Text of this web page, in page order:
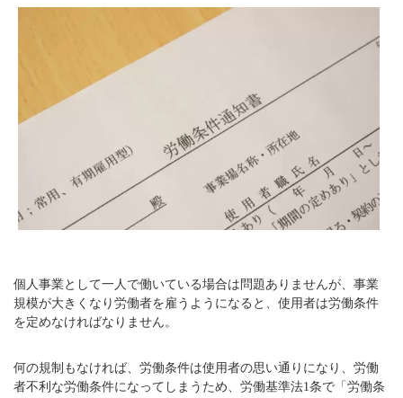
個人事業として一人で働いている場合は問題ありませんが、事業
規模が大きくなり労働者を雇うようになると、使用者は労働条件
を定めなければなりません。
何の規制もなければ、労働条件は使用者の思い通りになり、労働
者不利な労働条件になってしまうため、労働基準法1条で「労働条